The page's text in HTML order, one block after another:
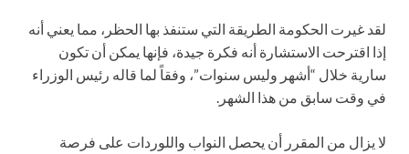
لقد غيرت الحكومة الطريقة التي ستنفذ بها الحظر، مما يعني أنه
إذا اقترحت الاستشارة أنه فكرة جيدة، فإنها يمكن أن تكون
سارية خلال “أشهر وليس سنوات”، وفقاً لما قاله رئيس الوزراء
في وقت سابق من هذا الشهر.
لا يزال من المقرر أن يحصل النواب واللوردات على فرصة